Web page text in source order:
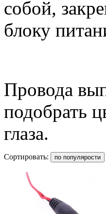
собой,
блоку
Провода
подобрать
глаза.
Сортировать: